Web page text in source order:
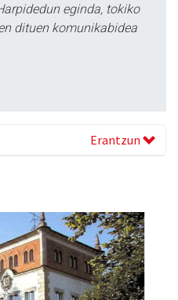
eginda, tokiko
dituen komunikabidea
Erantzun